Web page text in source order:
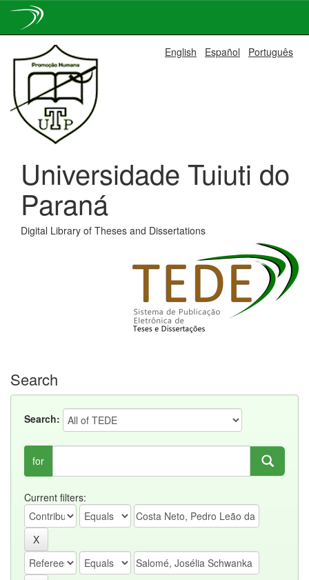
navigation
English Español Português
Universidade Tuiuti do
Paraná
Digital Library of Theses and Dissertations
Search
Search:
for
Current filters: